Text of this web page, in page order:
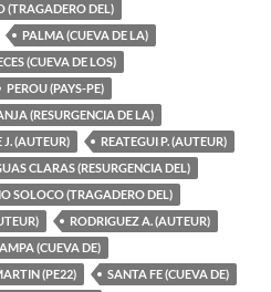
(TRAGADERO DEL)
PALMA (CUEVA DE LA)
(CUEVA DE LOS)
PEROU (PAYS-PE)
(RESURGENCIA DE LA)
J. (AUTEUR)
REATEGUI P. (AUTEUR)
CLARAS (RESURGENCIA DEL)
SOLOCO (TRAGADERO DEL)
RODRIGUEZ A. (AUTEUR)
(CUEVA DE)
(PE22)
SANTA FE (CUEVA DE)